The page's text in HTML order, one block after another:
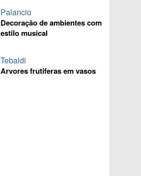
Palancio
Decoração de ambientes com
estilo musical
Tebaldi
Arvores frutiferas em vasos